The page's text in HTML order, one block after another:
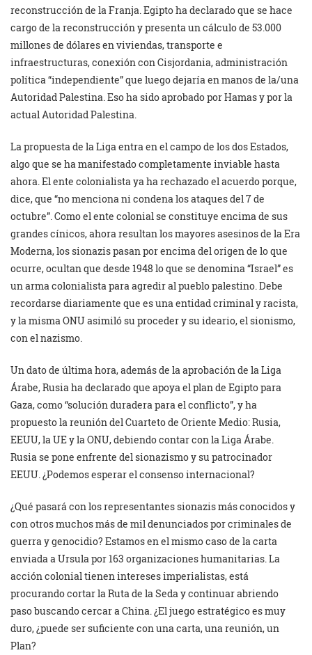
reconstrucción de la Franja. Egipto ha declarado que se hace
cargo de la reconstrucción y presenta un cálculo de 53.000
millones de dólares en viviendas, transporte e
infraestructuras, conexión con Cisjordania, administración
política “independiente” que luego dejaría en manos de la/una
Autoridad Palestina. Eso ha sido aprobado por Hamas y por la
actual Autoridad Palestina.
La propuesta de la Liga entra en el campo de los dos Estados,
algo que se ha manifestado completamente inviable hasta
ahora. El ente colonialista ya ha rechazado el acuerdo porque,
dice, que “no menciona ni condena los ataques del 7 de
octubre”. Como el ente colonial se constituye encima de sus
grandes cínicos, ahora resultan los mayores asesinos de la Era
Moderna, los sionazis pasan por encima del origen de lo que
ocurre, ocultan que desde 1948 lo que se denomina “Israel” es
un arma colonialista para agredir al pueblo palestino. Debe
recordarse diariamente que es una entidad criminal y racista,
y la misma ONU asimiló su proceder y su ideario, el sionismo,
con el nazismo.
Un dato de última hora, además de la aprobación de la Liga
Árabe, Rusia ha declarado que apoya el plan de Egipto para
Gaza, como “solución duradera para el conflicto”, y ha
propuesto la reunión del Cuarteto de Oriente Medio: Rusia,
EEUU, la UE y la ONU, debiendo contar con la Liga Árabe.
Rusia se pone enfrente del sionazismo y su patrocinador
EEUU. ¿Podemos esperar el consenso internacional?
¿Qué pasará con los representantes sionazis más conocidos y
con otros muchos más de mil denunciados por criminales de
guerra y genocidio? Estamos en el mismo caso de la carta
enviada a Ursula por 163 organizaciones humanitarias. La
acción colonial tienen intereses imperialistas, está
procurando cortar la Ruta de la Seda y continuar abriendo
paso buscando cercar a China. ¿El juego estratégico es muy
duro, ¿puede ser suficiente con una carta, una reunión, un
Plan?